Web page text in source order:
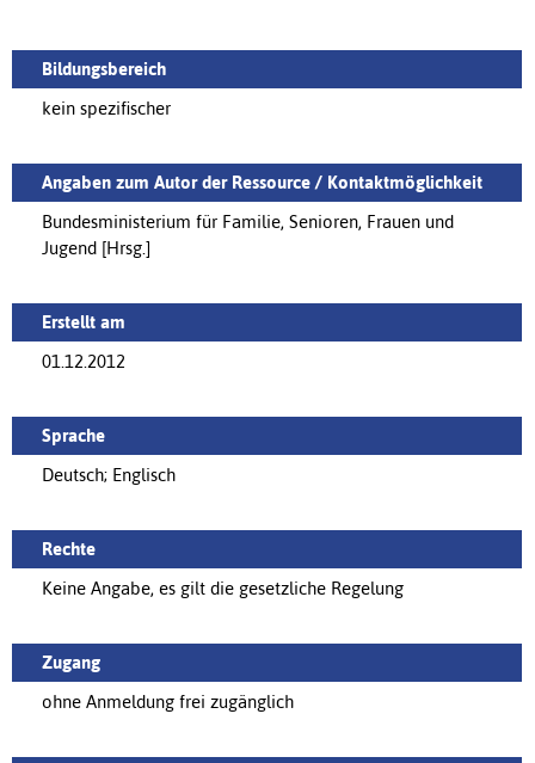
Bildungsbereich
kein spezifischer
Angaben zum Autor der Ressource / Kontaktmöglichkeit
Bundesministerium für Familie, Senioren, Frauen und
Jugend [Hrsg.]
Erstellt am
01.12.2012
Sprache
Deutsch; Englisch
Rechte
Keine Angabe, es gilt die gesetzliche Regelung
Zugang
ohne Anmeldung frei zugänglich